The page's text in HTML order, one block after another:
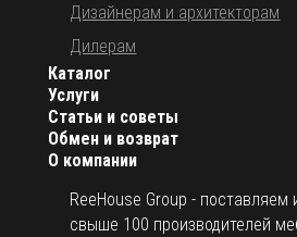
О компании
ReeHouse Group - поставляем
свыше 100 производителей
Каталог
Услуги
Статьи и советы
Обмен и возврат
Дизайнерам и архитекторам
Дилерам